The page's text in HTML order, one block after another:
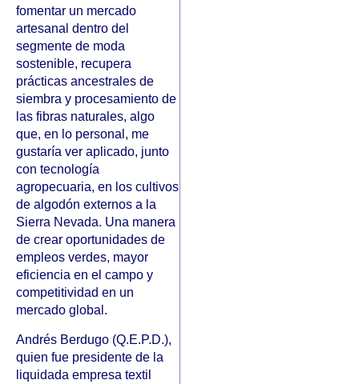
fomentar un mercado
artesanal dentro del
segmente de moda
sostenible, recupera
prácticas ancestrales de
siembra y procesamiento de
las fibras naturales, algo
que, en lo personal, me
gustaría ver aplicado, junto
con tecnología
agropecuaria, en los cultivos
de algodón externos a la
Sierra Nevada. Una manera
de crear oportunidades de
empleos verdes, mayor
eficiencia en el campo y
competitividad en un
mercado global.
Andrés Berdugo (Q.E.P.D.),
quien fue presidente de la
liquidada empresa textil